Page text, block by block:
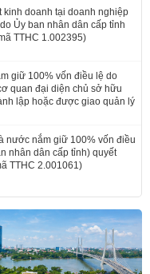
kinh doanh tại doanh nghiệp
Ủy ban nhân dân cấp tỉnh
TTHC 1.002395)
giữ 100% vốn điều lệ do
quan đại diện chủ sở hữu
lập hoặc được giao quản lý
nước nắm giữ 100% vốn điều
nhân dân cấp tỉnh) quyết
TTHC 2.001061)